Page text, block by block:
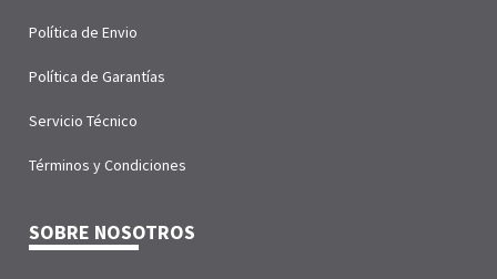
Política de Envio
Política de Garantías
Servicio Técnico
Términos y Condiciones
SOBRE NOSOTROS